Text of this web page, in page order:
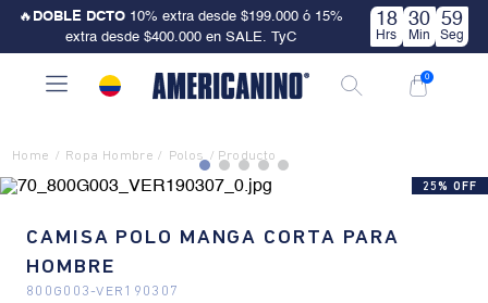
🔥 DOBLE DCTO 10% extra desde $199.000 ó 15%
extra desde $400.000 en SALE. TyC
18
Hrs
30
Min
59
Seg
0
Ropa Hombre Polos
25% OFF
CAMISA POLO MANGA CORTA PARA
HOMBRE
800G003-VER190307